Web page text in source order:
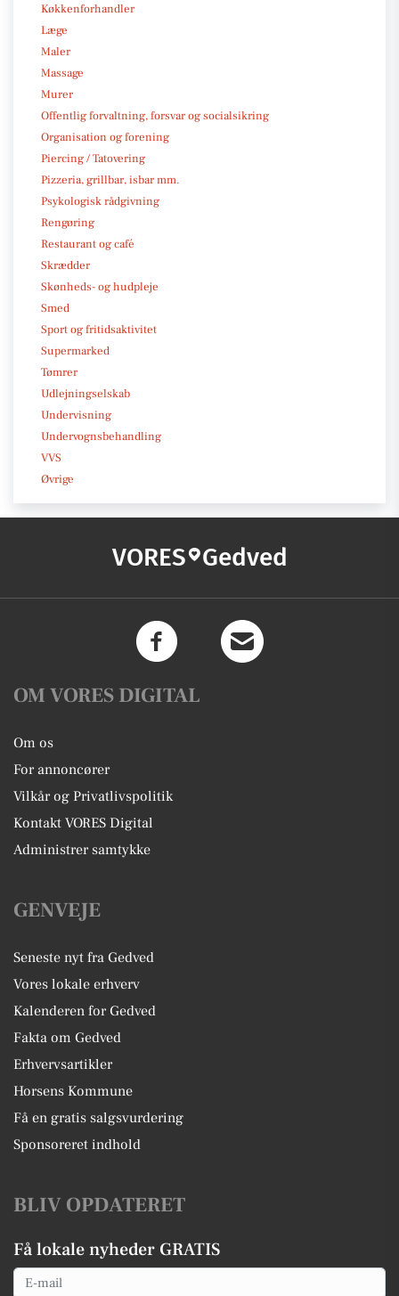
Køkkenforhandler
Læge
Maler
Massage
Murer
Offentlig forvaltning, forsvar og socialsikring
Organisation og forening
Piercing / Tatovering
Pizzeria, grillbar, isbar mm.
Psykologisk rådgivning
Rengøring
Restaurant og café
Skrædder
Skønheds- og hudpleje
Smed
Sport og fritidsaktivitet
Supermarked
Tømrer
Udlejningselskab
Undervisning
Undervognsbehandling
VVS
Øvrige
VORES Gedved
OM VORES DIGITAL
Om os
For annoncører
Vilkår og Privatlivspolitik
Kontakt VORES Digital
Administrer samtykke
GENVEJE
Seneste nyt fra Gedved
Vores lokale erhverv
Kalenderen for Gedved
Fakta om Gedved
Erhvervsartikler
Horsens Kommune
Få en gratis salgsvurdering
Sponsoreret indhold
BLIV OPDATERET
Få lokale nyheder GRATIS
Email